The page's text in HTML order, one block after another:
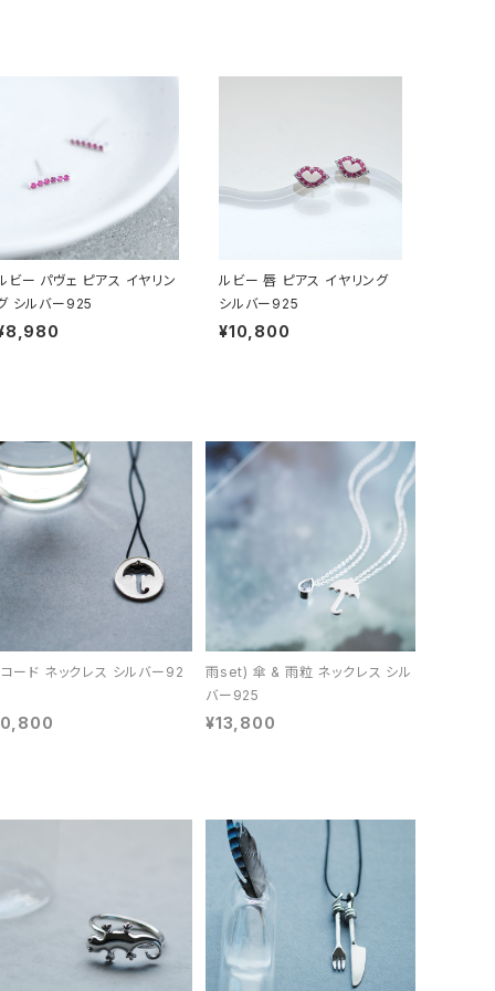
ビー パヴェ ピアス イヤリン
シルバー925
ルビー 唇 ピアス イヤリング
シルバー925
¥10,800
ード ネックレス シルバー92
雨set) 傘 & 雨粒 ネックレス シル
バー925
¥13,800